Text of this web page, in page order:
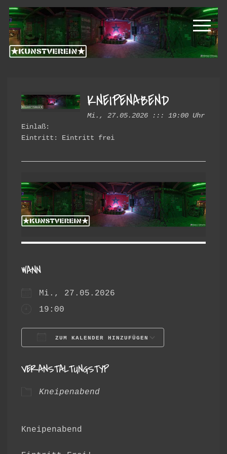
Zur
Hauptnavigation
springen
Zum
Inhalt
springen
Kunstverein
Hintere
Cramergasse
KNEIPENABEND
Mi., 27.05.2026 ::: 19:00 Uhr
Einlaß:
Eintritt: Eintritt frei
WANN
Mi., 27.05.2026
19:00
ZUM KALENDER HINZUFÜGEN
VERANSTALTUNGSTYP
Kneipenabend
Kneipenabend